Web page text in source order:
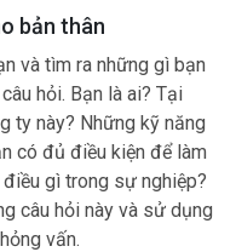
bản thân
và tìm ra những gì bạn
hỏi. Bạn là ai? Tại
ty này? Những kỹ năng
có đủ điều kiện để làm
gì trong sự nghiệp?
câu hỏi này và sử dụng
vấn.